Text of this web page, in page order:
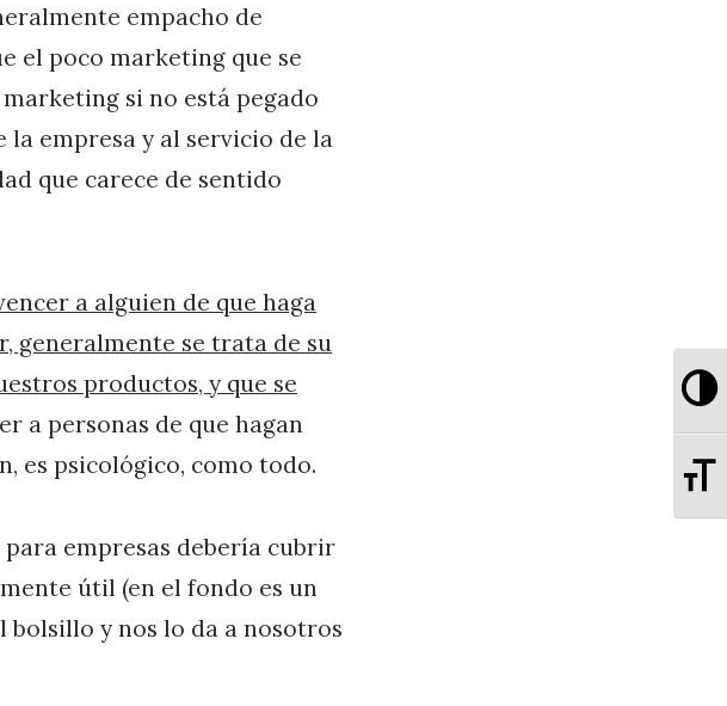
empacho de
el poco marketing que se
si no está pegado
empresa y al servicio de la
que carece de sentido
a alguien de que haga
generalmente se trata de su
productos, y que se
a personas de que hagan
es psicológico, como todo.
empresas debería cubrir
útil (en el fondo es un
bolsillo y nos lo da a nosotros